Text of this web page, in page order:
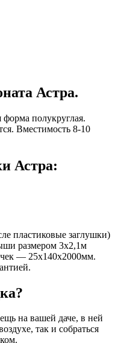
Астра.
форма полукруглая.
Вместимость 8-10
Астра:
пластиковые заглушки)
размером 3х2,1м
— 25х140х2000мм.
на вашей даче, в ней
так и собраться